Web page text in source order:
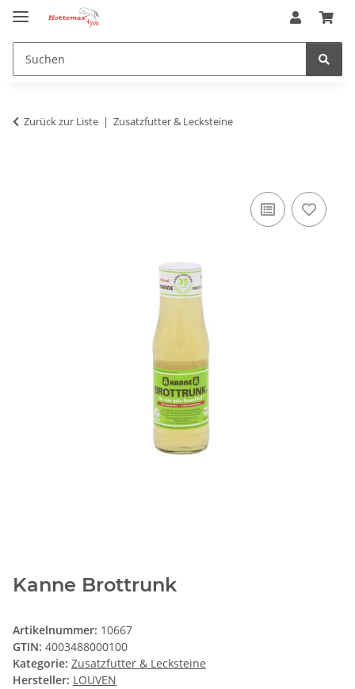
Zurück zur Liste Zusatzfutter & Lecksteine
Kanne Brottrunk
Artikelnummer: 10667
GTIN: 4003488000100
Kategorie: Zusatzfutter & Lecksteine
Hersteller: LOUVEN